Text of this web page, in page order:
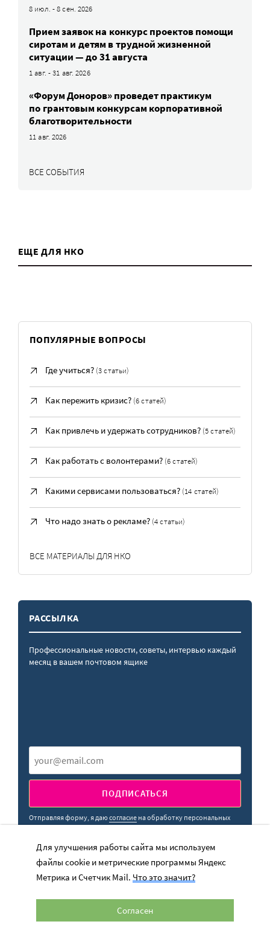
8 июл. - 8 сен. 2026
Прием заявок на конкурс проектов помощи
сиротам и детям в трудной жизненной
ситуации — до 31 августа
1 авг. - 31 авг. 2026
«Форум Доноров» проведет практикум
по грантовым конкурсам корпоративной
благотворительности
11 авг. 2026
ВСЕ СОБЫТИЯ
ЕЩЕ ДЛЯ НКО
ПОПУЛЯРНЫЕ ВОПРОСЫ
Где учиться? (3 статьи)
Как пережить кризис? (6 статей)
Как привлечь и удержать сотрудников? (5 статей)
Как работать с волонтерами? (6 статей)
Какими сервисами пользоваться? (14 статей)
Что надо знать о рекламе? (4 статьи)
ВСЕ МАТЕРИАЛЫ ДЛЯ НКО
РАССЫЛКА
Профессиональные новости, советы, интервью каждый
месяц в вашем почтовом ящике
ПОДПИСАТЬСЯ
Отправляя форму, я даюсогласие на обработку персональных
данных
Для улучшения работы сайта мы используем
файлы cookie и метрические программы Яндекс
Метрика и Счетчик Mail. Что это значит?
Согласен